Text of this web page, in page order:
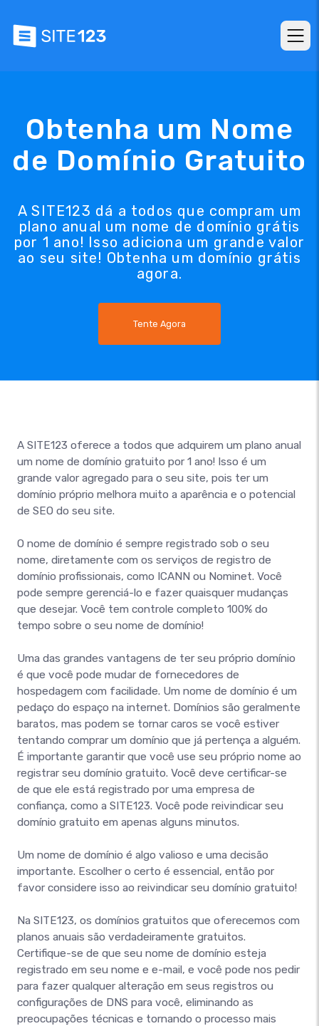
Obtenha um Nome
de Domínio Gratuito
A SITE123 dá a todos que compram um
plano anual um nome de domínio grátis
por 1 ano! Isso adiciona um grande valor
ao seu site! Obtenha um domínio grátis
agora.
Tente Agora
A SITE123 oferece a todos que adquirem um plano anual
um nome de domínio gratuito por 1 ano! Isso é um
grande valor agregado para o seu site, pois ter um
domínio próprio melhora muito a aparência e o potencial
de SEO do seu site.
O nome de domínio é sempre registrado sob o seu
nome, diretamente com os serviços de registro de
domínio profissionais, como ICANN ou Nominet. Você
pode sempre gerenciá-lo e fazer quaisquer mudanças
que desejar. Você tem controle completo 100% do
tempo sobre o seu nome de domínio!
Uma das grandes vantagens de ter seu próprio domínio
é que você pode mudar de fornecedores de
hospedagem com facilidade. Um nome de domínio é um
pedaço do espaço na internet. Domínios são geralmente
baratos, mas podem se tornar caros se você estiver
tentando comprar um domínio que já pertença a alguém.
É importante garantir que você use seu próprio nome ao
registrar seu domínio gratuito. Você deve certificar-se
de que ele está registrado por uma empresa de
confiança, como a SITE123. Você pode reivindicar seu
domínio gratuito em apenas alguns minutos.
Um nome de domínio é algo valioso e uma decisão
importante. Escolher o certo é essencial, então por
favor considere isso ao reivindicar seu domínio gratuito!
Na SITE123, os domínios gratuitos que oferecemos com
planos anuais são verdadeiramente gratuitos.
Certifique-se de que seu nome de domínio esteja
registrado em seu nome e e-mail, e você pode nos pedir
para fazer qualquer alteração em seus registros ou
configurações de DNS para você, eliminando as
preocupações técnicas e tornando o processo mais